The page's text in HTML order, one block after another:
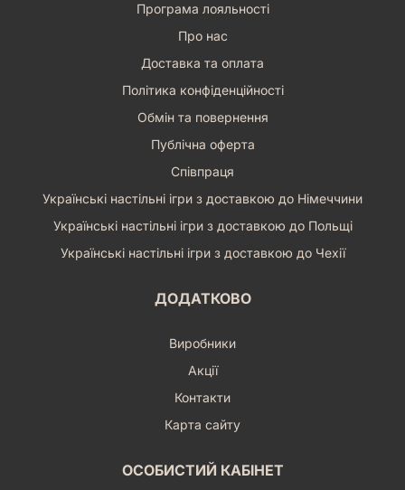
Програма лояльності
Про нас
Доставка та оплата
Політика конфіденційності
Обмін та повернення
Публічна оферта
Співпраця
Українські настільні ігри з доставкою до Німеччини
Українські настільні ігри з доставкою до Польщі
Українські настільні ігри з доставкою до Чехії
ДОДАТКОВО
Виробники
Акції
Контакти
Карта сайту
ОСОБИСТИЙ КАБІНЕТ